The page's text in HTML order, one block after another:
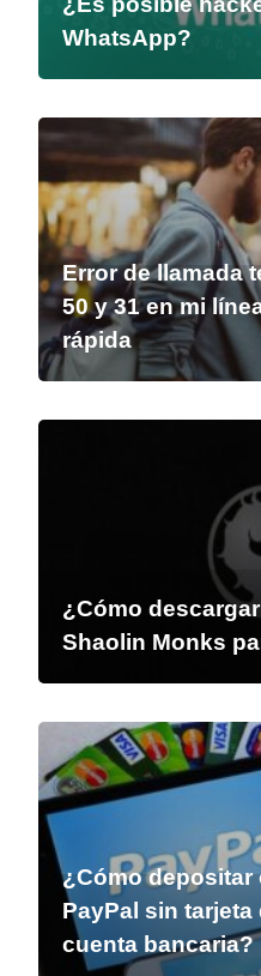
WhatsApp?
Error de llamada
50 y 31 en mi
rápida
¿Cómo
Shaolin Monks
¿Cómo depositar
PayPal sin
cuenta bancaria?